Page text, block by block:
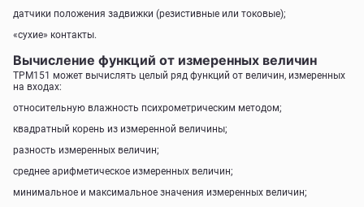
датчики положения задвижки (резистивные или токовые);
«сухие» контакты.
Вычисление функций от измеренных величин
ТРМ151 может вычислять целый ряд функций от величин, измеренных
на входах:
относительную влажность психрометрическим методом;
квадратный корень из измеренной величины;
разность измеренных величин;
среднее арифметическое измеренных величин;
минимальное и максимальное значения измеренных величин;